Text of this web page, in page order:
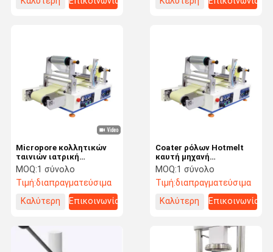
Micropore κολλητικών
ταινιών ιατρική
κατασκευής μηχανή
επιστρώματος ρόλων
λειωμένων μετάλλων
προμηθευτών καυτή
MOQ:1 σύνολο
Τιμή:διαπραγματεύσιμα
Καλύτερη
Επικοινωνία
Coater ρόλων Hotmelt
καυτή μηχανή
τοποθέτησης σε
στρώματα υφάσματος
λειωμένων μετάλλων
MOQ:1 σύνολο
Τιμή:διαπραγματεύσιμα
Καλύτερη
Επικοινωνία